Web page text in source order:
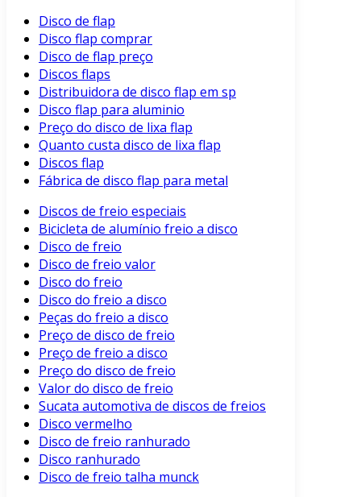
Disco de flap
Disco flap comprar
Disco de flap preço
Discos flaps
Distribuidora de disco flap em sp
Disco flap para aluminio
Preço do disco de lixa flap
Quanto custa disco de lixa flap
Discos flap
Fábrica de disco flap para metal
Discos de freio especiais
Bicicleta de alumínio freio a disco
Disco de freio
Disco de freio valor
Disco do freio
Disco do freio a disco
Peças do freio a disco
Preço de disco de freio
Preço de freio a disco
Preço do disco de freio
Valor do disco de freio
Sucata automotiva de discos de freios
Disco vermelho
Disco de freio ranhurado
Disco ranhurado
Disco de freio talha munck